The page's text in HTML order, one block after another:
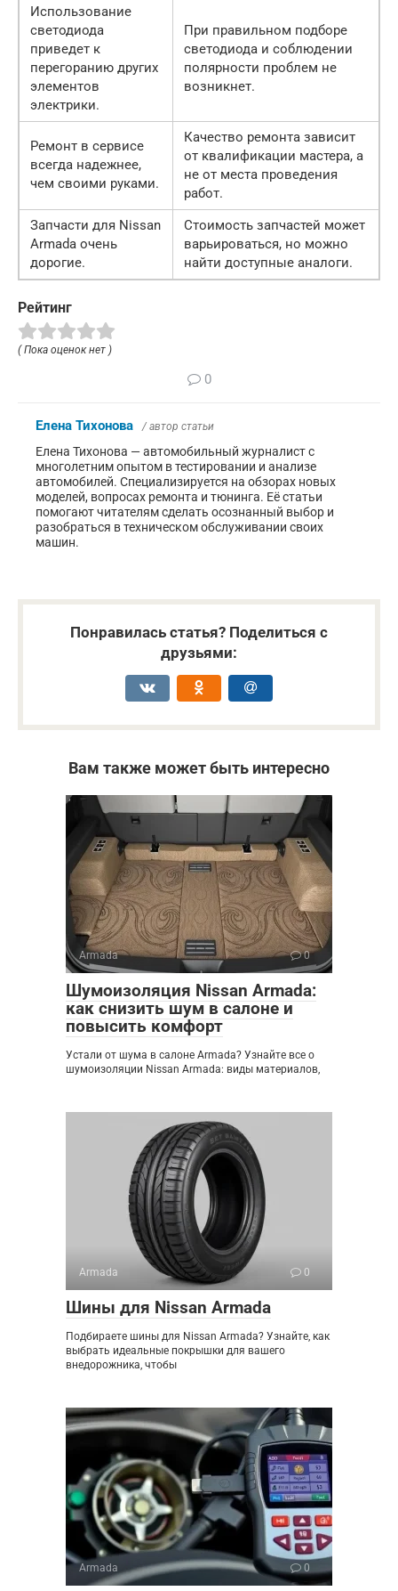
Использование
светодиода
приведет к
перегоранию других
элементов
электрики.
При правильном подборе
светодиода и соблюдении
полярности проблем не
возникнет.
Ремонт в сервисе
всегда надежнее,
чем своими руками.
Качество ремонта зависит
от квалификации мастера, а
не от места проведения
работ.
Запчасти для Nissan
Armada очень
дорогие.
Стоимость запчастей может
варьироваться, но можно
найти доступные аналоги.
Рейтинг
( Пока оценок нет )
0
Елена Тихонова / автор статьи
Елена Тихонова — автомобильный журналист с
многолетним опытом в тестировании и анализе
автомобилей. Специализируется на обзорах новых
моделей, вопросах ремонта и тюнинга. Её статьи
помогают читателям сделать осознанный выбор и
разобраться в техническом обслуживании своих
машин.
Понравилась статья? Поделиться с
друзьями:
Вам также может быть интересно
Armada 0
Шумоизоляция Nissan Armada:
как снизить шум в салоне и
повысить комфорт
Устали от шума в салоне Armada? Узнайте все о
шумоизоляции Nissan Armada: виды материалов,
Armada 0
Шины для Nissan Armada
Подбираете шины для Nissan Armada? Узнайте, как
выбрать идеальные покрышки для вашего
внедорожника, чтобы
Armada 0